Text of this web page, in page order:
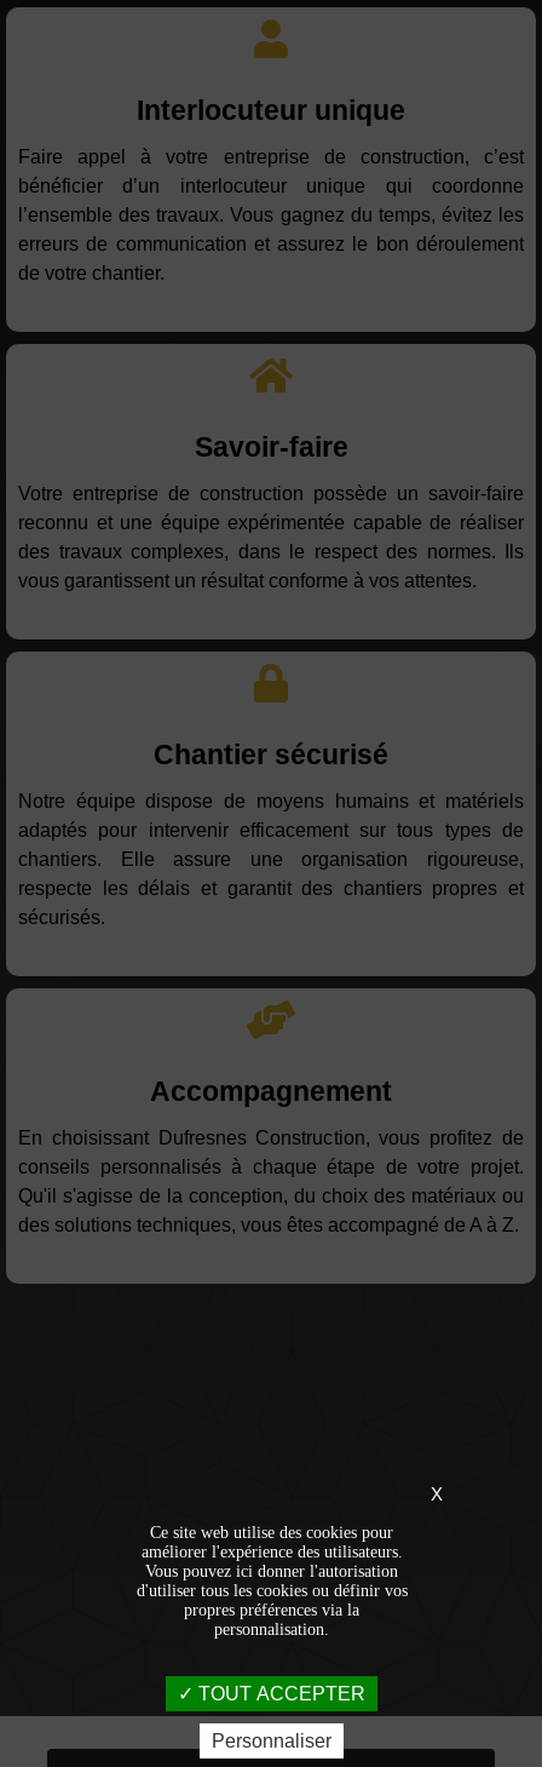
Interlocuteur unique
Faire appel à votre entreprise de construction, c’est
bénéficier d’un interlocuteur unique qui coordonne
l’ensemble des travaux. Vous gagnez du temps, évitez les
erreurs de communication et assurez le bon déroulement
de votre chantier.
Savoir-faire
Votre entreprise de construction possède un savoir-faire
reconnu et une équipe expérimentée capable de réaliser
des travaux complexes, dans le respect des normes. Ils
vous garantissent un résultat conforme à vos attentes.
Chantier sécurisé
Notre équipe dispose de moyens humains et matériels
adaptés pour intervenir efficacement sur tous types de
chantiers. Elle assure une organisation rigoureuse,
respecte les délais et garantit des chantiers propres et
sécurisés.
Accompagnement
En choisissant Dufresnes Construction, vous profitez de
conseils personnalisés à chaque étape de votre projet.
Qu'il s'agisse de la conception, du choix des matériaux ou
des solutions techniques, vous êtes accompagné de A à Z.
X
Ce site web utilise des cookies pour
améliorer l'expérience des utilisateurs.
Vous pouvez ici donner l'autorisation
d'utiliser tous les cookies ou définir vos
propres préférences via la
personnalisation.
TOUT ACCEPTER
Personnaliser